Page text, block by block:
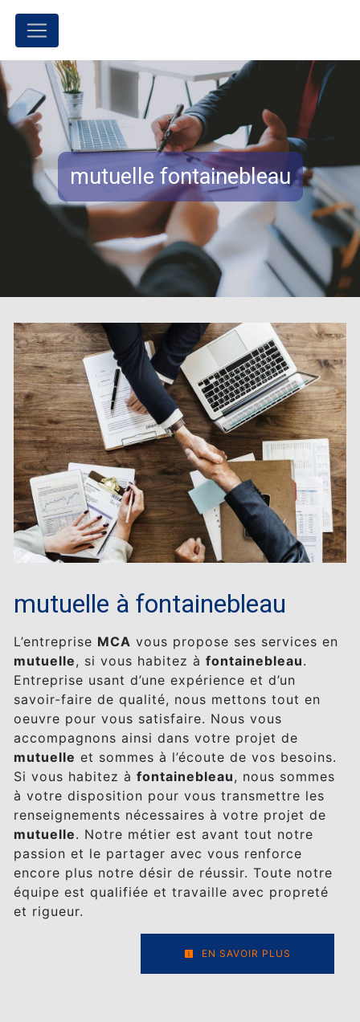
Panneau de gestion des cookies
mutuelle fontainebleau
mutuelle à fontainebleau
L’entreprise MCA vous propose ses services en
mutuelle, si vous habitez à fontainebleau.
Entreprise usant d’une expérience et d’un
savoir-faire de qualité, nous mettons tout en
oeuvre pour vous satisfaire. Nous vous
accompagnons ainsi dans votre projet de
mutuelle et sommes à l’écoute de vos besoins.
Si vous habitez à fontainebleau, nous sommes
à votre disposition pour vous transmettre les
renseignements nécessaires à votre projet de
mutuelle. Notre métier est avant tout notre
passion et le partager avec vous renforce
encore plus notre désir de réussir. Toute notre
équipe est qualifiée et travaille avec propreté
et rigueur.
EN SAVOIR PLUS